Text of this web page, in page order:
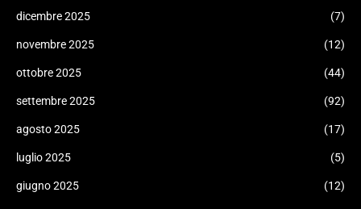
dicembre 2025 (7)
novembre 2025 (12)
ottobre 2025 (44)
settembre 2025 (92)
agosto 2025 (17)
luglio 2025 (5)
giugno 2025 (12)